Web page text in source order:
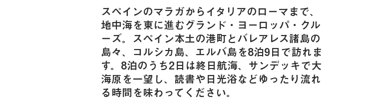
スペインのマラガからイタリアのローマまで、
地中海を東に進むグランド・ヨーロッパ・クル
ーズ。スペイン本土の港町とバレアレス諸島の
島々、コルシカ島、エルバ島を8泊9日で訪れま
す。8泊のうち2日は終日航海、サンデッキで大
海原を一望し、読書や日光浴などゆったり流れ
る時間を味わってください。